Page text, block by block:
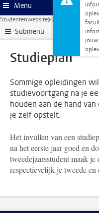
Menu
Studentenwebsite Je opleiding
Submenu
Studieplan
Sommige opleidingen
studievoortgang na je
houden aan de hand
je zelf opstelt.
Het invullen van een
na het eerste jaar goed en
tweedejaarsstudent maak
respectievelijk je tweede en